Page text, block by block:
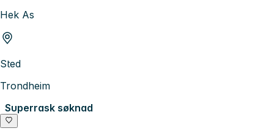
Hek As
Sted
Trondheim
Superrask søknad